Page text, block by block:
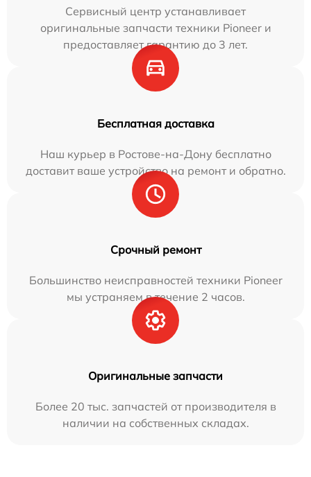
Сервисный центр устанавливает
оригинальные запчасти техники Pioneer и
предоставляет гарантию до 3 лет.
Бесплатная доставка
Наш курьер в Ростове-на-Дону бесплатно
доставит ваше устройство на ремонт и обратно.
Срочный ремонт
Большинство неисправностей техники Pioneer
мы устраняем в течение 2 часов.
Оригинальные запчасти
Более 20 тыс. запчастей от производителя в
наличии на собственных складах.